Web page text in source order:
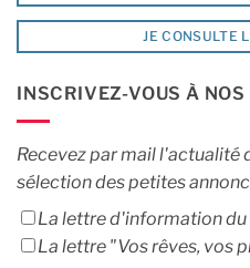
JE CONSULTE
INSCRIVEZ-VOUS À
Recevez par mail l'actualité
sélection des petites
La lettre d'information
La lettre "Vos rêves, vos